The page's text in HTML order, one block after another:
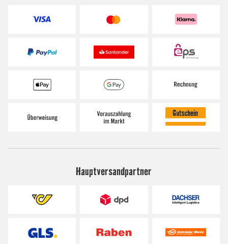
Hauptversandpartner